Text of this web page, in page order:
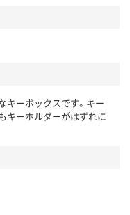
キーボックスです。キー
キーホルダーがはずれに